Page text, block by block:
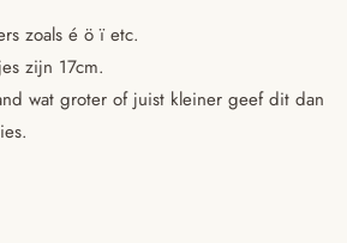
zoals é ö ï etc.
zijn 17cm.
wat groter of juist kleiner geef dit dan